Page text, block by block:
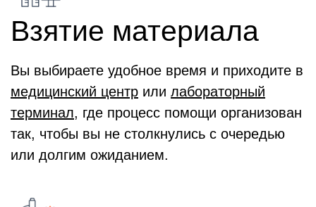
Взятие материала
Вы выбираете удобное время и приходите в
медицинский центр или лабораторный
терминал, где процесс помощи организован
так, чтобы вы не столкнулись с очередью
или долгим ожиданием.